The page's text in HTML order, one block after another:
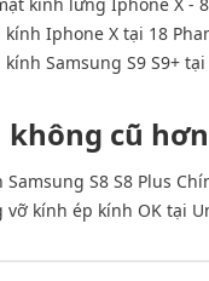
Iphone X tại 18
Samsung S9 S9+
không cũ hơn
S8 S8 Plus
vỡ kính ép kính OK tại